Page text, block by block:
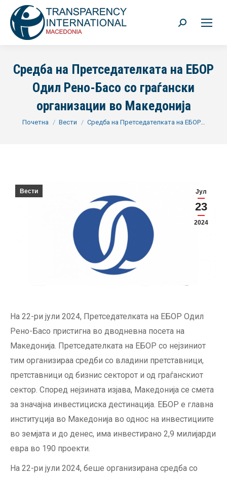
Search:
Средба нa Претседателката на ЕБОР
Одил Рено-Басо со граѓански
организации во Македонија
You are here:
Почетна Вести Средба нa Претседателката на ЕБОР…
Јул
23
2024
Вести
На 22-ри јули 2024, Претседателката на ЕБОР Одил
Рено-Басо пристигна во дводневна посета на
Македонија. Претседателката на ЕБОР со нејзиниот
тим организираа средби со владини претставници,
претставници од бизнис секторот и од граѓанскиот
сектор. Според нејзината изјава, Македонија се смета
за значајна инвестициска дестинација. ЕБОР е главна
институција во Македонија во однос на инвестициите
во земјата и до денес, има инвестирано 2,9 милијарди
евра во 190 проекти.
На 22-ри јули 2024, беше организирана средба со